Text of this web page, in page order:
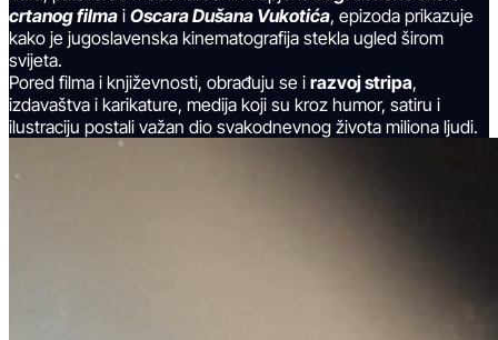
crtanog filma i Oscara Dušana Vukotića, epizoda prikazuje
kako je jugoslavenska kinematografija stekla ugled širom
svijeta.
Pored filma i književnosti, obrađuju se i razvoj stripa,
izdavaštva i karikature, medija koji su kroz humor, satiru i
ilustraciju postali važan dio svakodnevnog života miliona ljudi.